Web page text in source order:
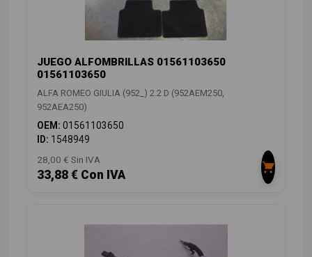
JUEGO ALFOMBRILLAS 01561103650
01561103650
ALFA ROMEO GIULIA (952_) 2.2 D (952AEM250,
952AEA250)
OEM: 01561103650
ID: 1548949
28,00 € Sin IVA
33,88 € Con IVA